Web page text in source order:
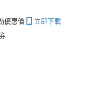
優惠價
立即下載